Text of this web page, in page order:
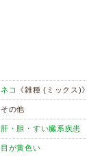
ネコ 《雑種 (ミックス)》
その他
肝・胆・すい臓系疾患
目が黄色い